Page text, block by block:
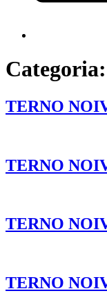
Categoria:
TERNO
TERNO
TERNO
TERNO